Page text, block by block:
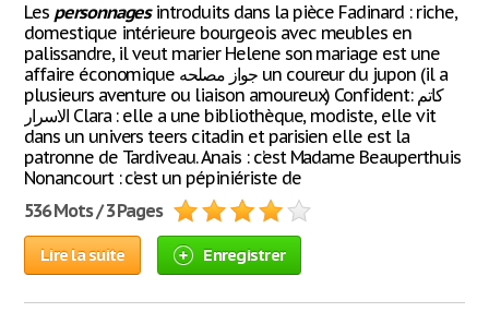
Les personnagesintroduits dans la pièce Fadinard : riche,
domestique intérieure bourgeois avec meubles en
palissandre, il veut marier Helene son mariage est une
affaire économique جواز مصلحه un coureur du jupon (il a
plusieurs aventure ou liaison amoureux) Confident: كاتم
الاسرار Clara : elle a une bibliothèque, modiste, elle vit
dans un univers teers citadin et parisien elle est la
patronne de Tardiveau. Anais : c’est Madame Beauperthuis
Nonancourt : c’est un pépiniériste de
536 Mots / 3 Pages
Lire la suite Enregistrer